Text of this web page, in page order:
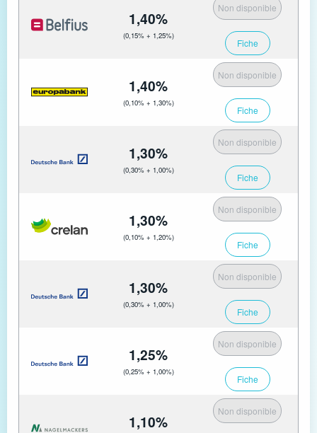
1,40%
(0,15% + 1,25%)
Non disponible
Fiche
1,40%
(0,10% + 1,30%)
Non disponible
Fiche
1,30%
(0,30% + 1,00%)
Non disponible
Fiche
1,30%
(0,10% + 1,20%)
Non disponible
Fiche
1,30%
(0,30% + 1,00%)
Non disponible
Fiche
1,25%
(0,25% + 1,00%)
Non disponible
Fiche
1,10%
Non disponible